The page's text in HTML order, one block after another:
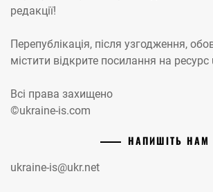
редакції!
Перепублікація, після узгодження,
містити відкрите посилання на
Всі права захищено
©ukraine-is.com
НАПИШІТЬ НАМ
ukraine-is@ukr.net